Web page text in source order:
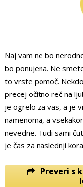
Naj vam ne bo
bo ponujena. Ne
to vrste pomoč.
precej očitno reč na
je ogrelo za vas, a je
namenoma, a
nevedne. Tudi sami
je čas za naslednji
Preveri s